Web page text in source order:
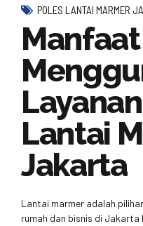
POLES LANTAI MARMER
Manfaat
Lantai
Jakarta
Lantai marmer adalah
rumah dan bisnis di Jakarta